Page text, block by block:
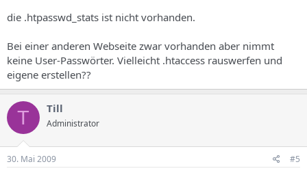
die .htpasswd_stats ist nicht vorhanden.
Bei einer anderen Webseite zwar vorhanden aber nimmt
keine User-Passwörter. Vielleicht .htaccess rauswerfen und
eigene erstellen??
T Till
Administrator
30. Mai 2009 #5